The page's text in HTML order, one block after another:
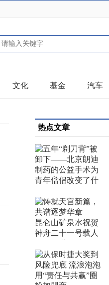
文化 基金 汽车
热点文章